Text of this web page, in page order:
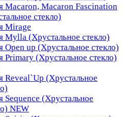
Macaron, Macaron Fascination
стекло)
Mirage
Mylla (Хрустальное стекло)
Open up (Хрустальное стекло)
Primary (Хрустальное стекло)
Reveal`Up (Хрустальное
Sequence (Хрустальное
NEW